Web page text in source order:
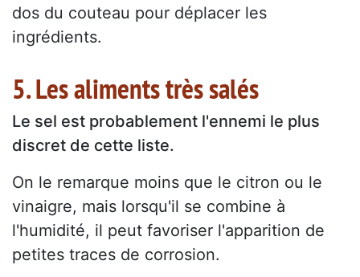
dos du couteau pour déplacer les
ingrédients.
5. Les aliments très salés
Le sel est probablement l'ennemi le plus
discret de cette liste.
On le remarque moins que le citron ou le
vinaigre, mais lorsqu'il se combine à
l'humidité, il peut favoriser l'apparition de
petites traces de corrosion.